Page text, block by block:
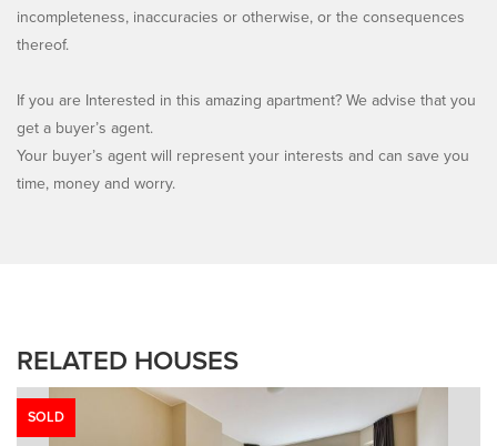
incompleteness, inaccuracies or otherwise, or the consequences
thereof.
If you are Interested in this amazing apartment? We advise that you
get a buyer’s agent.
Your buyer’s agent will represent your interests and can save you
time, money and worry.
RELATED HOUSES
SOLD